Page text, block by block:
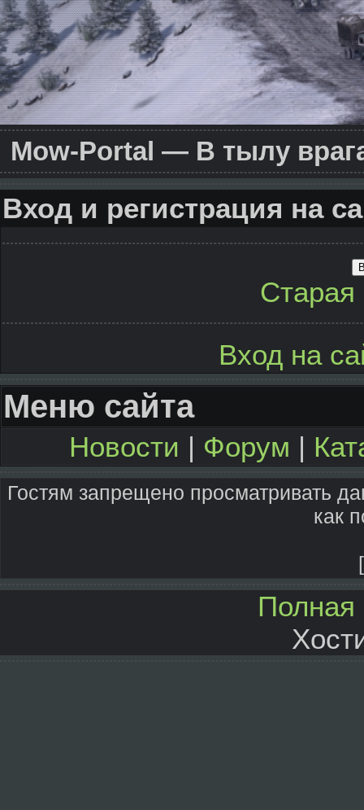
Mow-Portal — В тылу
Вход и регистрация на
Вход на
Меню сайта
Новости | Форум |
Гостям запрещено просматривать
как
Полная